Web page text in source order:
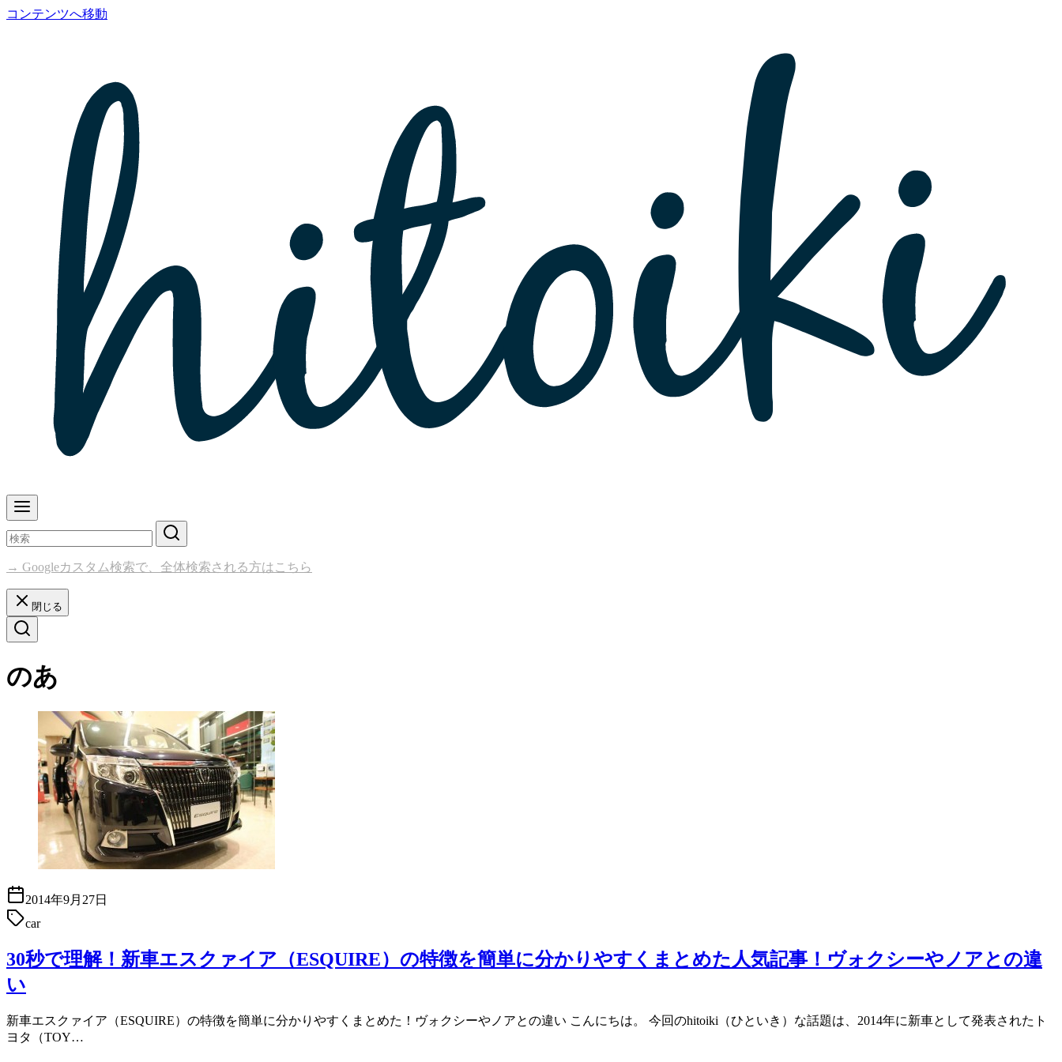
コンテンツへ移動
→ Googleカスタム検索で、全体検索される方はこちら
閉じる
のあ
2014年9月27日
car
30秒で理解！新車エスクァイア（ESQUIRE）の特徴を簡単に分かりやすくまとめた人気記事！ヴォクシーやノアとの違
い
新車エスクァイア（ESQUIRE）の特徴を簡単に分かりやすくまとめた！ヴォクシーやノアとの違い こんにちは。 今回のhitoiki（ひといき）な話題は、2014年に新車として発表されたト
ヨタ（TOY…